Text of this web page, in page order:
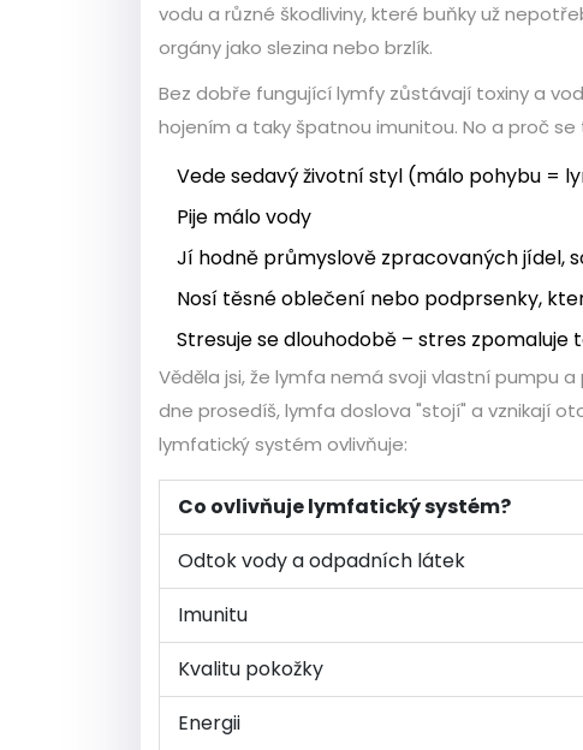
vodu a různé škodliviny, které buňky už
orgány jako slezina nebo brzlík.
Bez dobře fungující lymfy zůstávají toxiny a
hojením a taky špatnou imunitou. No a proč
Vede sedavý životní styl (málo pohybu =
Pije málo vody
Jí hodně průmyslově zpracovaných jídel,
Nosí těsné oblečení nebo podprsenky,
Stresuje se dlouhodobě – stres zpomaluje
Věděla jsi, že lymfa nemá svoji vlastní pumpu
dne prosedíš, lymfa doslova "stojí" a vznikají
lymfatický systém ovlivňuje:
Co ovlivňuje lymfatický systém?
Odtok vody a odpadních látek
Imunitu
Kvalitu pokožky
Energii